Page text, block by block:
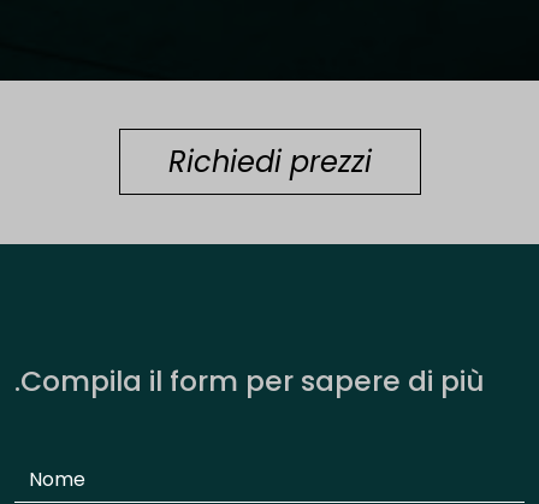
Richiedi prezzi
.Compila il form per sapere di più